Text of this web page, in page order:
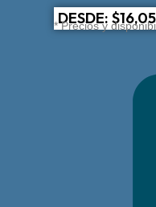
DESDE:
* Precios y